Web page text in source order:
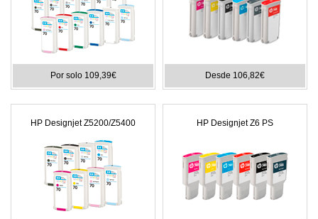
Por solo 109,39€ Desde 106,82€
HP Designjet Z5200/Z5400 HP Designjet Z6 PS